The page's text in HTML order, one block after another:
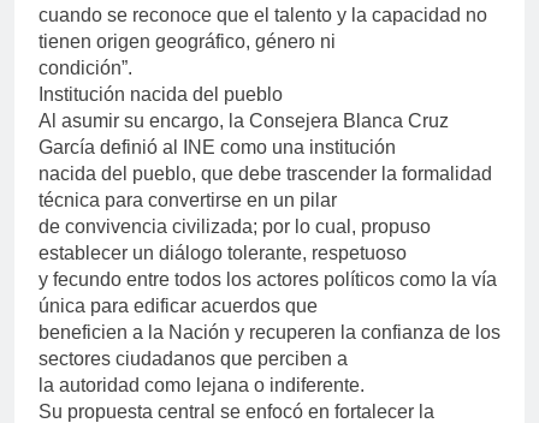
cuando se reconoce que el talento y la capacidad no
tienen origen geográfico, género ni
condición”.
Institución nacida del pueblo
Al asumir su encargo, la Consejera Blanca Cruz
García definió al INE como una institución
nacida del pueblo, que debe trascender la formalidad
técnica para convertirse en un pilar
de convivencia civilizada; por lo cual, propuso
establecer un diálogo tolerante, respetuoso
y fecundo entre todos los actores políticos como la vía
única para edificar acuerdos que
beneficien a la Nación y recuperen la confianza de los
sectores ciudadanos que perciben a
la autoridad como lejana o indiferente.
Su propuesta central se enfocó en fortalecer la